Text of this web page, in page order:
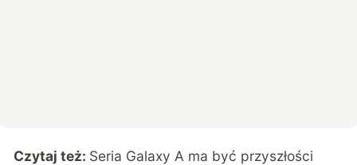
Czytaj też: Seria Galaxy A ma być przyszłości